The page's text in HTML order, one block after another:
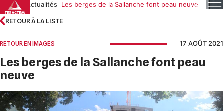
Skip
to
content
Accueil Actualités Les berges de la Sallanche font peau neuve
RETOUR À LA LISTE
RETOUR EN IMAGES 17 AOÛT 2021
Les berges de la Sallanche font peau
neuve